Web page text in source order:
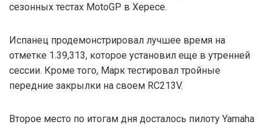
сезонных тестах MotoGP в Хересе.
Испанец продемонстрировал лучшее время на
отметке 1.39,313, которое установил еще в утренней
сессии. Кроме того, Марк тестировал тройные
передние закрылки на своем RC213V.
Второе место по итогам дня досталось пилоту Yamaha